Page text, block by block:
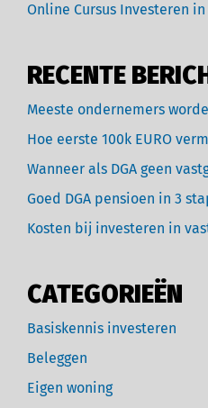
Online Cursus Investeren
RECENTE
Meeste ondernemers
Hoe eerste 100k EURO
Wanneer als DGA geen
Goed DGA pensioen in 3
Kosten bij investeren in
CATEGORIEËN
Basiskennis investeren
Beleggen
Eigen woning